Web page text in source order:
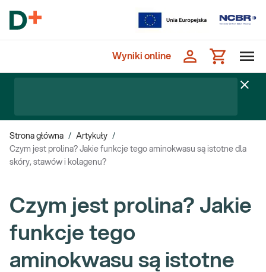
Wyniki online
Strona główna / Artykuły /
Czym jest prolina? Jakie funkcje tego aminokwasu są istotne dla
skóry, stawów i kolagenu?
Czym jest prolina? Jakie
funkcje tego
aminokwasu są istotne